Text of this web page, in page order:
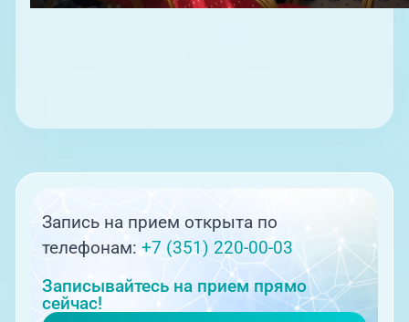
Запись на прием открыта по
телефонам:+7 (351) 220-00-03
Записывайтесь на прием прямо
сейчас!